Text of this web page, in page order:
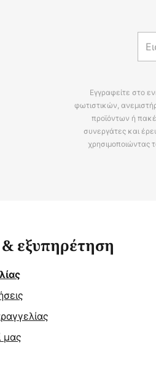
Εγγραφείτε στο
φωτιστικών,
προϊόντων ή
συνεργάτες και
χρησιμοποιώντας
εξυπηρέτηση
μας